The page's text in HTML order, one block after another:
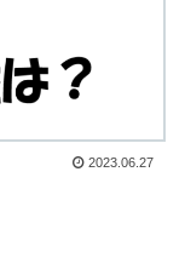
2023.06.27